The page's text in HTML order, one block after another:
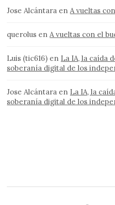
Jose Alcántara en A vueltas
querolus en A vueltas con el
Luis (tic616) en La IA, la caída
soberanía digital de los
Jose Alcántara en La IA, la
soberanía digital de los